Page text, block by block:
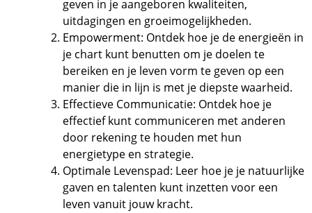
geven in je aangeboren kwaliteiten,
uitdagingen en groeimogelijkheden.
Empowerment: Ontdek hoe je de energieën in
je chart kunt benutten om je doelen te
bereiken en je leven vorm te geven op een
manier die in lijn is met je diepste waarheid.
Effectieve Communicatie: Ontdek hoe je
effectief kunt communiceren met anderen
door rekening te houden met hun
energietype en strategie.
Optimale Levenspad: Leer hoe je je natuurlijke
gaven en talenten kunt inzetten voor een
leven vanuit jouw kracht.